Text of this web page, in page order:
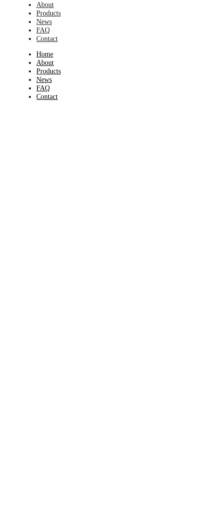
About
Products
News
FAQ
Contact
Home
About
Products
News
FAQ
Contact